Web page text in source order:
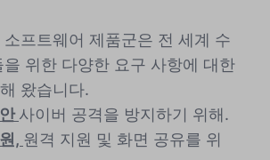
프트웨어 제품군은 전 세계 수
위한 다양한 요구 사항에 대한
왔습니다.
사이버 공격을 방지하기 위해.
, 원격 지원 및 화면 공유를 위